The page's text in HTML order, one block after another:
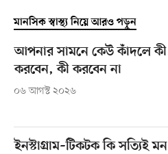
মানসিক স্বাস্থ্য নিয়ে আরও পড়ুন
আপনার সামনে কেউ কাঁদলে কী
করবেন, কী করবেন না
০৬ আগস্ট ২০২৬
ইনস্টাগ্রাম–টিকটক কি সত্যিই মন